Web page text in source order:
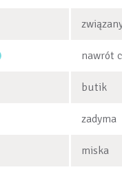
nawrót
butik
zadyma
miska